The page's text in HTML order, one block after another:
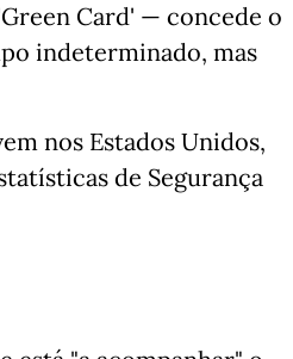
Card' — concede o
indeterminado, mas
nos Estados Unidos,
de Segurança